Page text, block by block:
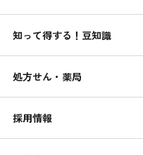
知って得する！豆知識
処方せん・薬局
採用情報
気になることも。台所用漂
う。
家事の豆知識